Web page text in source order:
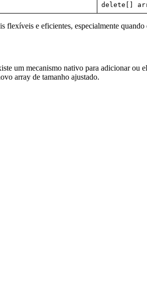
delete[]
e eficientes, especialmente
um mecanismo nativo para adicionar ou
array de tamanho ajustado.